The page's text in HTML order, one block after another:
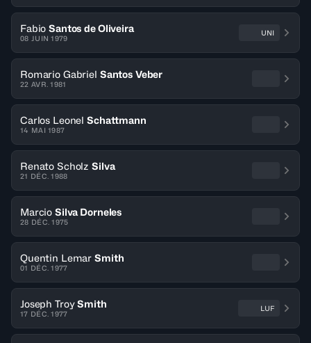
Fabio Santos de Oliveira
08 JUIN 1979
UNI
Romario Gabriel Santos Veber
22 AVR. 1981
Carlos Leonel Schattmann
14 MAI 1987
Renato Scholz Silva
21 DÉC. 1988
Marcio Silva Dorneles
28 DÉC. 1975
Quentin Lemar Smith
01 DÉC. 1977
Joseph Troy Smith
17 DÉC. 1977
LUF